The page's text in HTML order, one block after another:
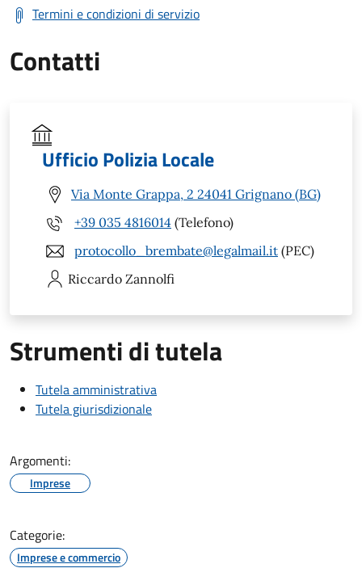
Termini e condizioni di servizio
Contatti
Ufficio Polizia Locale
Via Monte Grappa, 2 24041 Grignano (BG)
+39 035 4816014 (Telefono)
protocollo_brembate@legalmail.it (PEC)
Riccardo Zannolfi
Strumenti di tutela
Tutela amministrativa
Tutela giurisdizionale
Argomenti:
Imprese
Categorie:
Imprese e commercio